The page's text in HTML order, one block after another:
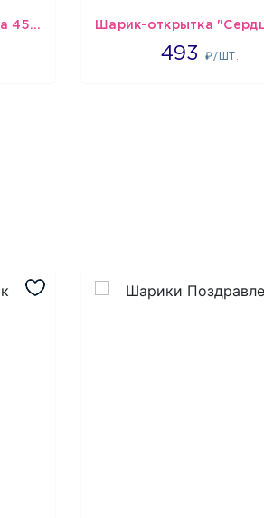
Шарик-открытка "Звезда 45 см" №1
493₽/ШТ.
493